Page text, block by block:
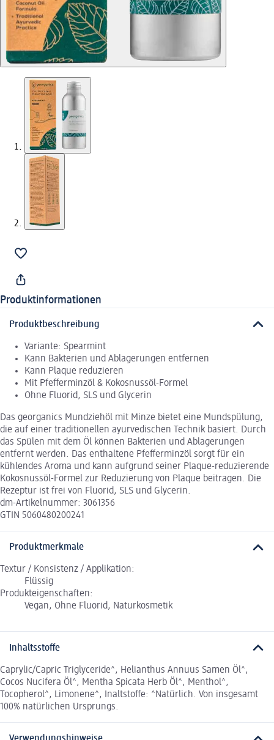
Produktinformationen
Produktbeschreibung
Variante: Spearmint
Kann Bakterien und Ablagerungen entfernen
Kann Plaque reduzieren
Mit Pfefferminzöl & Kokosnussöl-Formel
Ohne Fluorid, SLS und Glycerin
Das georganics Mundziehöl mit Minze bietet eine Mundspülung,
die auf einer traditionellen ayurvedischen Technik basiert. Durch
das Spülen mit dem Öl können Bakterien und Ablagerungen
entfernt werden. Das enthaltene Pfefferminzöl sorgt für ein
kühlendes Aroma und kann aufgrund seiner Plaque-reduzierende
Kokosnussöl-Formel zur Reduzierung von Plaque beitragen. Die
Rezeptur ist frei von Fluorid, SLS und Glycerin.
dm-Artikelnummer: 3061356
GTIN 5060480200241
Produktmerkmale
Textur / Konsistenz / Applikation:
Flüssig
Produkteigenschaften:
Vegan, Ohne Fluorid, Naturkosmetik
Inhaltsstoffe
Caprylic/Capric Triglyceride^, Helianthus Annuus Samen Öl^,
Cocos Nucifera Öl^, Mentha Spicata Herb Öl^, Menthol^,
Tocopherol^, Limonene^, Inaltstoffe: ^Natürlich. Von insgesamt
100% natürlichen Ursprungs.